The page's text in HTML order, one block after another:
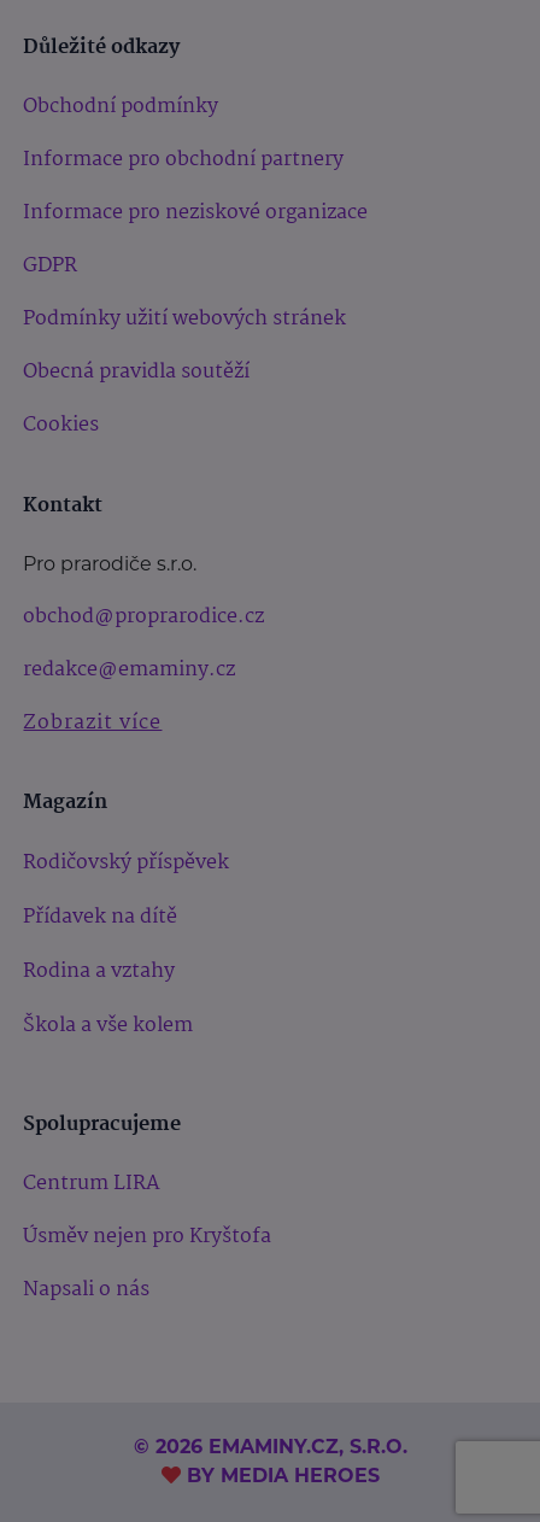
Důležité odkazy
Obchodní podmínky
Informace pro obchodní partnery
Informace pro neziskové organizace
GDPR
Podmínky užití webových stránek
Obecná pravidla soutěží
Cookies
Kontakt
Pro prarodiče s.r.o.
obchod@proprarodice.cz
redakce@emaminy.cz
Zobrazit více
Magazín
Rodičovský příspěvek
Přídavek na dítě
Rodina a vztahy
Škola a vše kolem
Spolupracujeme
Centrum LIRA
Úsměv nejen pro Kryštofa
Napsali o nás
© 2026 EMAMINY.CZ, S.R.O.
BY MEDIA HEROES